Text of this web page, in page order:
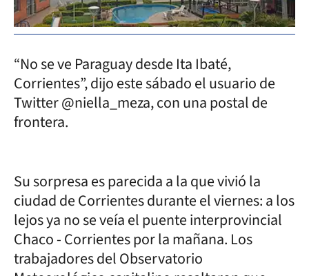
“No se ve Paraguay desde Ita Ibaté,
Corrientes”, dijo este sábado el usuario de
Twitter @niella_meza, con una postal de
frontera.
Su sorpresa es parecida a la que vivió la
ciudad de Corrientes durante el viernes: a los
lejos ya no se veía el puente interprovincial
Chaco - Corrientes por la mañana. Los
trabajadores del Observatorio